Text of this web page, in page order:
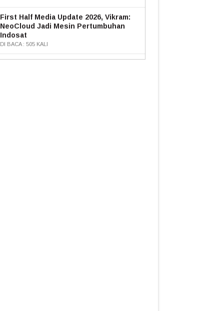
First Half Media Update 2026, Vikram:
NeoCloud Jadi Mesin Pertumbuhan
Indosat
DI BACA : 505 KALI